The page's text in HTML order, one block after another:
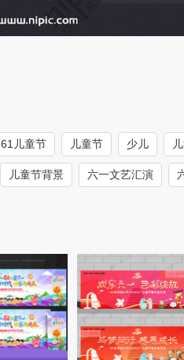
61儿童节 儿童节 少儿
儿童节背景 六一文艺汇演